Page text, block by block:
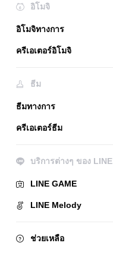
อิโมจิ
อิโมจิทางการ
ครีเอเตอร์อิโมจิ
ธีม
ธีมทางการ
ครีเอเตอร์ธีม
บริการต่างๆ ของ LINE
LINE GAME
LINE Melody
ช่วยเหลือ